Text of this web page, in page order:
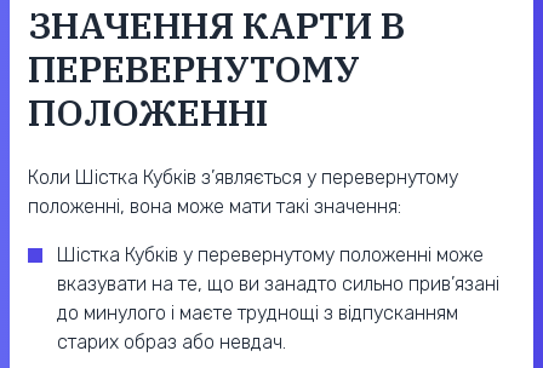
ЗНАЧЕННЯ КАРТИ В
ПЕРЕВЕРНУТОМУ
ПОЛОЖЕННІ
Коли Шістка Кубків з’являється у перевернутому
положенні, вона може мати такі значення:
Шістка Кубків у перевернутому положенні може
вказувати на те, що ви занадто сильно прив’язані
до минулого і маєте труднощі з відпусканням
старих образ або невдач.